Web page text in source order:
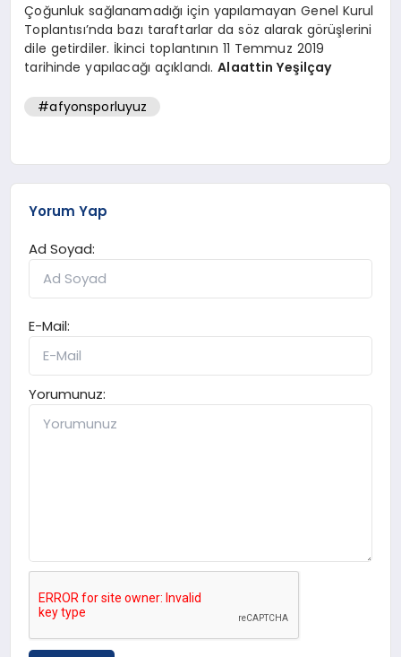
Çoğunluk sağlanamadığı için yapılamayan Genel Kurul
Toplantısı’nda bazı taraftarlar da söz alarak görüşlerini
dile getirdiler. İkinci toplantının 11 Temmuz 2019
tarihinde yapılacağı açıklandı.Alaattin Yeşilçay
#afyonsporluyuz
Yorum Yap
Ad Soyad:
E-Mail:
Yorumunuz: